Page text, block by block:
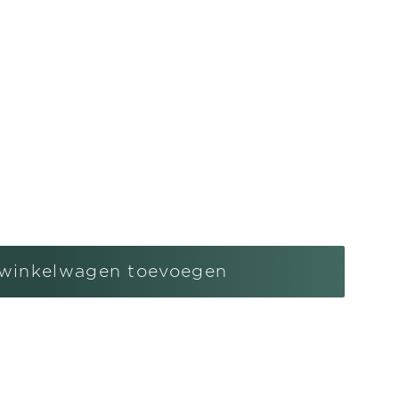
toevoegen